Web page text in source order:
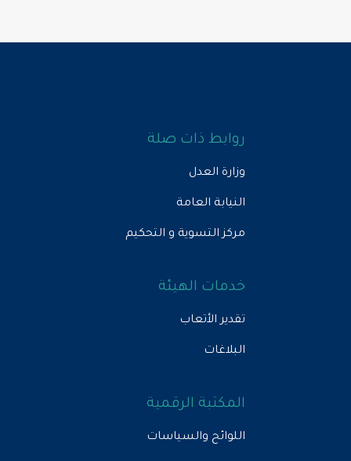
روابط ذات صلة
وزارة العدل
النيابة العامة
مركز التسوية و التحكيم
خدمات الهيئة
تقدير الأتعاب
البلاغات
المكتبة الرقمية
اللوائح والسياسات